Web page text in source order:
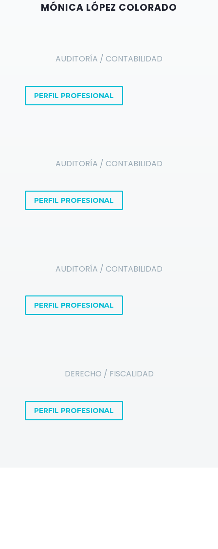
MÓNICA LÓPEZ COLORADO
AUDITORÍA / CONTABILIDAD
PERFIL PROFESIONAL
AUDITORÍA / CONTABILIDAD
PERFIL PROFESIONAL
AUDITORÍA / CONTABILIDAD
PERFIL PROFESIONAL
DERECHO / FISCALIDAD
PERFIL PROFESIONAL